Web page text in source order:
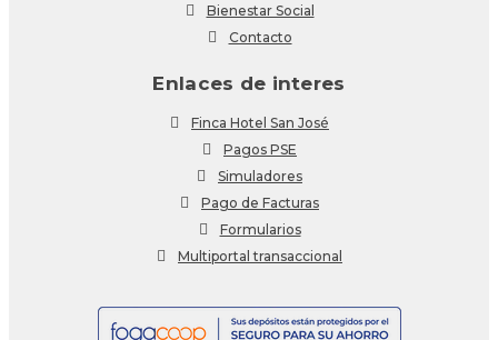
Bienestar Social
Contacto
Enlaces de interes
Finca Hotel San José
Pagos PSE
Simuladores
Pago de Facturas
Formularios
Multiportal transaccional